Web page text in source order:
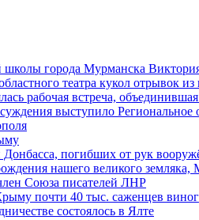
школы города Мурманска
театра кукол
рабочая встреча,
выступило
погибших от рук
нашего великого земляка,
Союза писателей ЛНР
почти 40 тыс. саженцев
состоялось в Ялте